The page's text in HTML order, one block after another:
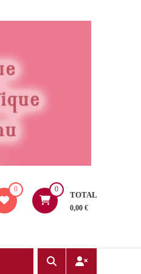
0 0
TOTAL
0,00 €